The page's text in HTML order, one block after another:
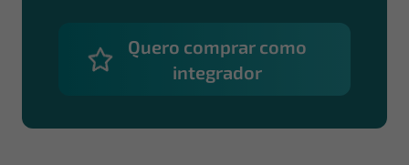
Quero comprar como
integrador